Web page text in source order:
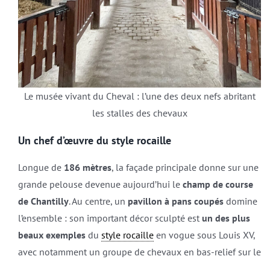
Le musée vivant du Cheval : l’une des deux nefs abritant
les stalles des chevaux
Un chef d’œuvre du style rocaille
Longue de 186 mètres, la façade principale donne sur une
grande pelouse devenue aujourd’hui le champ de course
de Chantilly. Au centre, un pavillon à pans coupésdomine
l’ensemble : son important décor sculpté est un des plus
beaux exemplesdu style rocailleen vogue sous Louis XV,
avec notamment un groupe de chevaux en bas-relief sur le